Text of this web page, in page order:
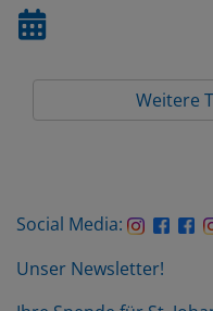
Weitere
Social Media:
Unser Newsletter!